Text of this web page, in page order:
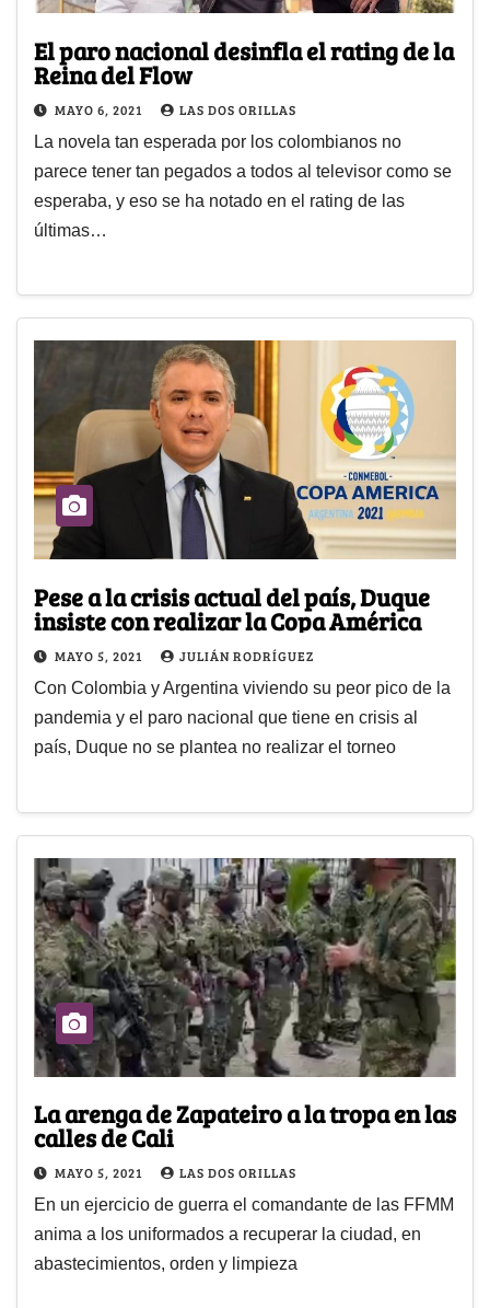
El paro nacional desinfla el rating de la
Reina del Flow
MAYO 6, 2021 LAS DOS ORILLAS
La novela tan esperada por los colombianos no
parece tener tan pegados a todos al televisor como se
esperaba, y eso se ha notado en el rating de las
últimas…
Pese a la crisis actual del país, Duque
insiste con realizar la Copa América
MAYO 5, 2021 JULIÁN RODRÍGUEZ
Con Colombia y Argentina viviendo su peor pico de la
pandemia y el paro nacional que tiene en crisis al
país, Duque no se plantea no realizar el torneo
La arenga de Zapateiro a la tropa en las
calles de Cali
MAYO 5, 2021 LAS DOS ORILLAS
En un ejercicio de guerra el comandante de las FFMM
anima a los uniformados a recuperar la ciudad, en
abastecimientos, orden y limpieza